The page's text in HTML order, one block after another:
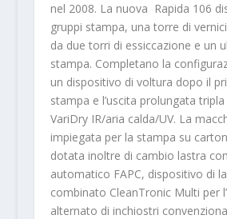
nel 2008. La nuova Rapida 106
gruppi stampa, una torre di
da due torri di essiccazione e un
stampa. Completano la
un dispositivo di voltura dopo il
stampa e l’uscita prolungata
VariDry IR/aria calda/UV. La
impiegata per la stampa su
dotata inoltre di cambio lastra
automatico FAPC, dispositivo di
combinato CleanTronic Multi per
alternato di inchiostri